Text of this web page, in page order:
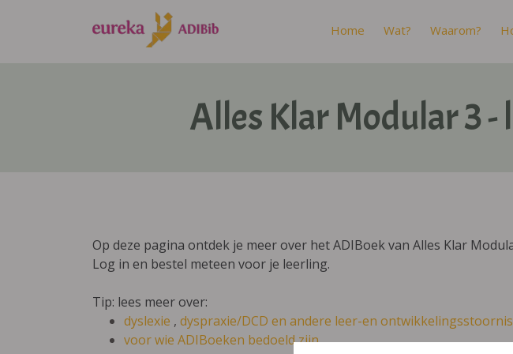
Home Wat? Waarom?
Alles Klar Modular 3
Op deze pagina ontdek je meer over het ADIBoek van Alles Klar
Log in en bestel meteen voor je leerling.
Tip: lees meer over:
dyslexie , dyspraxie/DCD en andere leer-en
voor wie ADIBoeken bedoeld zijn